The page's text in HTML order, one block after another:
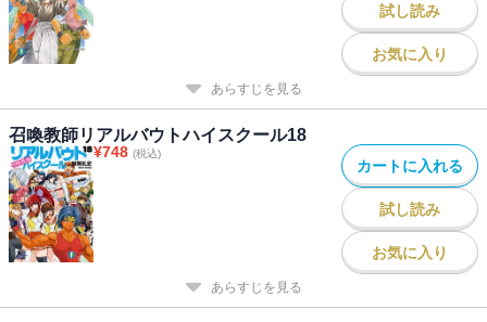
試し読み
お気に入り
あらすじを見る
召喚教師リアルバウトハイスクール18
¥748 (税込)
カートに入れる
試し読み
お気に入り
あらすじを見る